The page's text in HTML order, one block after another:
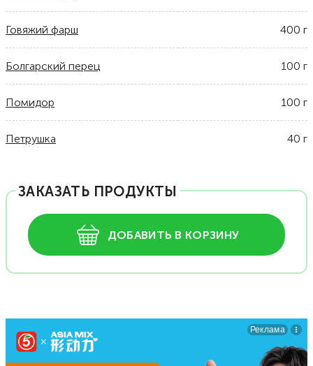
Говяжий фарш 400 г
Болгарский перец 100 г
Помидор 100 г
Петрушка 40 г
ЗАКАЗАТЬ ПРОДУКТЫ
ДОБАВИТЬ В КОРЗИНУ